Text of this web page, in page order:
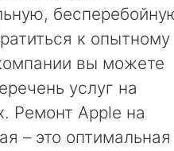
к опытному
вы можете
услуг на
Ремонт Apple на
– это оптимальная